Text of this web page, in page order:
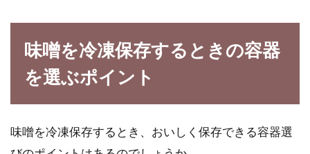
すか？1週間に1回は食べてる！なんて人もいる
くらい...
鮭の切り身の焼き時間は調理方法や
味噌を冷凍保存するときの容器
を選ぶポイント
味噌を冷凍保存するとき、おいしく保存できる容器選